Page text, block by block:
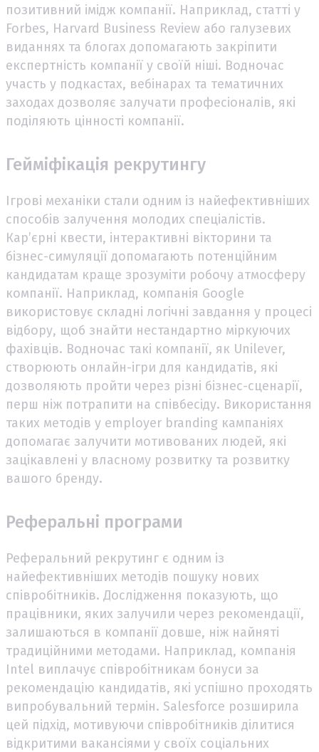
позитивний імідж компанії. Наприклад, статті у
Forbes, Harvard Business Review або галузевих
виданнях та блогах допомагають закріпити
експертність компанії у своїй ніші. Водночас
участь у подкастах, вебінарах та тематичних
заходах дозволяє залучати професіоналів, які
поділяють цінності компанії.
Гейміфікація рекрутингу
Ігрові механіки стали одним із найефективніших
способів залучення молодих спеціалістів.
Кар’єрні квести, інтерактивні вікторини та
бізнес-симуляції допомагають потенційним
кандидатам краще зрозуміти робочу атмосферу
компанії. Наприклад, компанія Google
використовує складні логічні завдання у процесі
відбору, щоб знайти нестандартно міркуючих
фахівців. Водночас такі компанії, як Unilever,
створюють онлайн-ігри для кандидатів, які
дозволяють пройти через різні бізнес-сценарії,
перш ніж потрапити на співбесіду. Використання
таких методів у employer branding кампаніях
допомагає залучити мотивованих людей, які
зацікавлені у власному розвитку та розвитку
вашого бренду.
Реферальні програми
Реферальний рекрутинг є одним із
найефективніших методів пошуку нових
співробітників. Дослідження показують, що
працівники, яких залучили через рекомендації,
залишаються в компанії довше, ніж найняті
традиційними методами. Наприклад, компанія
Intel виплачує співробітникам бонуси за
рекомендацію кандидатів, які успішно проходять
випробувальний термін. Salesforce розширила
цей підхід, мотивуючи співробітників ділитися
відкритими вакансіями у своїх соціальних